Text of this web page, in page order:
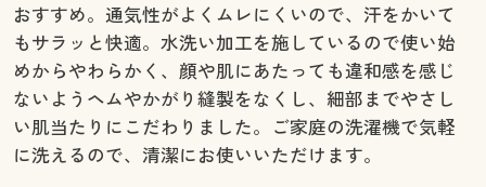
おすすめ。通気性がよくムレにくいので、汗をかいて
もサラッと快適。水洗い加工を施しているので使い始
めからやわらかく、顔や肌にあたっても違和感を感じ
ないようヘムやかがり縫製をなくし、細部までやさし
い肌当たりにこだわりました。ご家庭の洗濯機で気軽
に洗えるので、清潔にお使いいただけます。